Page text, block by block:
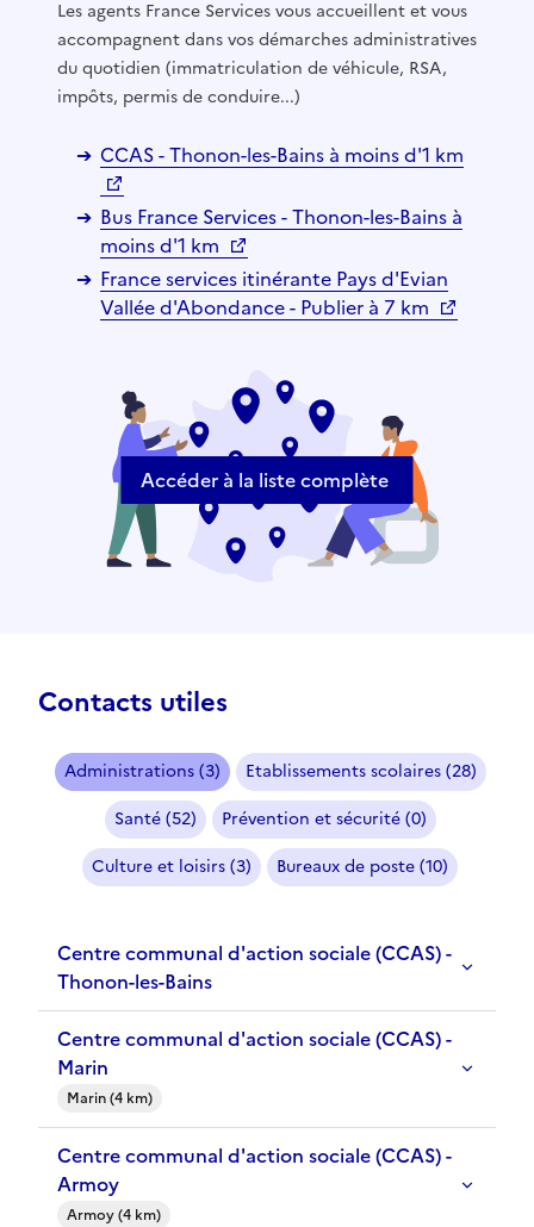
Les agents France Services vous accueillent et vous
accompagnent dans vos démarches administratives
du quotidien (immatriculation de véhicule, RSA,
impôts, permis de conduire...)
CCAS - Thonon-les-Bains à moins d'1 km
Bus France Services - Thonon-les-Bains à
moins d'1 km
France services itinérante Pays d'Evian
Vallée d'Abondance - Publier à 7 km
Accéder à la liste complète
Contacts utiles
Administrations (3)
Etablissements scolaires (28)
Santé (52)
Prévention et sécurité (0)
Culture et loisirs (3)
Bureaux de poste (10)
Centre communal d'action sociale (CCAS) -
Thonon-les-Bains
Centre communal d'action sociale (CCAS) -
Marin
Marin (4 km)
Centre communal d'action sociale (CCAS) -
Armoy
Armoy (4 km)